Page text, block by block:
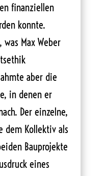
finanziellen
konnte.
Max Weber
aber die
in denen er
Der einzelne,
dem Kollektiv als
Bauprojekte
eines